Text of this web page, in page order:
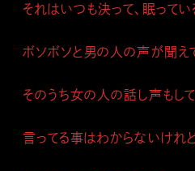
それはいつも決って、眠ってい
ボソボソと男の人の声が聞え
そのうち女の人の話し声もして
言ってる事はわからないけれど